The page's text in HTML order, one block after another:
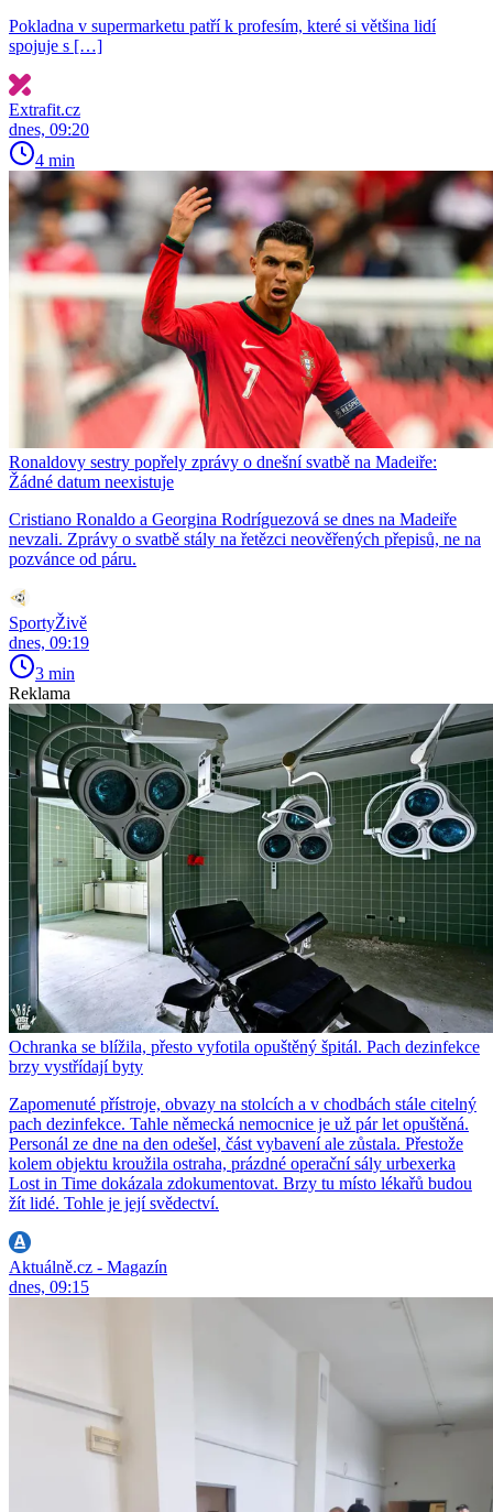
Pokladna v supermarketu patří k profesím, které si většina lidí
spojuje s […]
Extrafit.cz
dnes, 09:20
4 min
Ronaldovy sestry popřely zprávy o dnešní svatbě na Madeiře:
Žádné datum neexistuje
Cristiano Ronaldo a Georgina Rodríguezová se dnes na Madeiře
nevzali. Zprávy o svatbě stály na řetězci neověřených přepisů, ne na
pozvánce od páru.
SportyŽivě
dnes, 09:19
3 min
Reklama
Ochranka se blížila, přesto vyfotila opuštěný špitál. Pach dezinfekce
brzy vystřídají byty
Zapomenuté přístroje, obvazy na stolcích a v chodbách stále citelný
pach dezinfekce. Tahle německá nemocnice je už pár let opuštěná.
Personál ze dne na den odešel, část vybavení ale zůstala. Přestože
kolem objektu kroužila ostraha, prázdné operační sály urbexerka
Lost in Time dokázala zdokumentovat. Brzy tu místo lékařů budou
žít lidé. Tohle je její svědectví.
Aktuálně.cz - Magazín
dnes, 09:15